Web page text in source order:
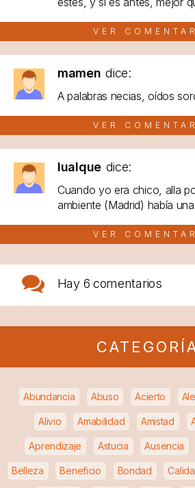
VER
mamen dice:
A palabras necias, oídos
VER
lualque dice:
Cuando yo era chico, alla
ambiente (Madrid) había
VER
Hay 6 comentarios
Abundancia Abuso Acierto
Alivio Amabilidad Amistad
Aprendizaje Astucia Ausencia
Belleza Beneficio Bondad